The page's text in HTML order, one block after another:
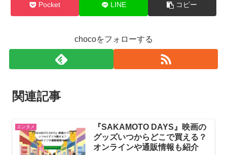
Pocket LINE コピー
chocoをフォローする
関連記事
エンタメ
『SAKAMOTO DAYS』映画の
グッズいつからどこで買える？
オンラインや通販情報も紹介